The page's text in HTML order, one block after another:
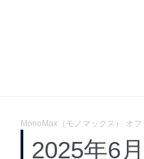
MonoMax（モノマックス） オフ
2025年6